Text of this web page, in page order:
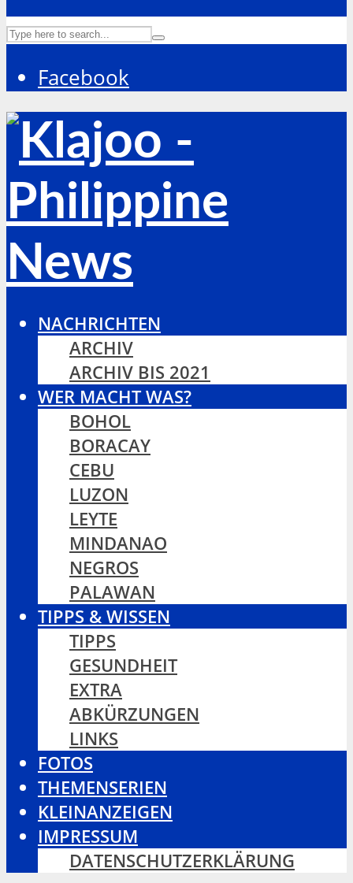
Facebook
NACHRICHTEN
ARCHIV
ARCHIV BIS 2021
WER MACHT WAS?
BOHOL
BORACAY
CEBU
LUZON
LEYTE
MINDANAO
NEGROS
PALAWAN
TIPPS & WISSEN
TIPPS
GESUNDHEIT
EXTRA
ABKÜRZUNGEN
LINKS
FOTOS
THEMENSERIEN
KLEINANZEIGEN
IMPRESSUM
DATENSCHUTZERKLÄRUNG